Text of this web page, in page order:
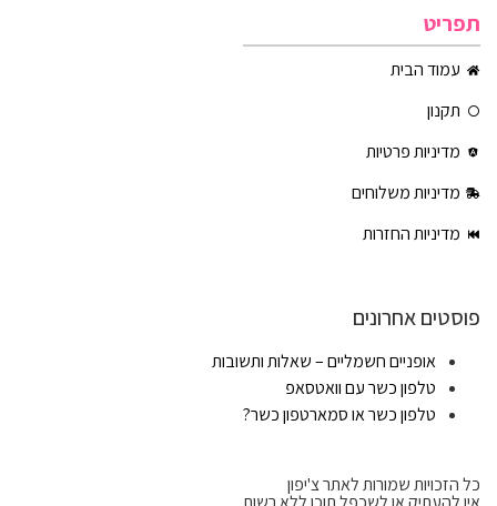
תפריט
עמוד הבית
תקנון
מדיניות פרטיות
מדיניות משלוחים
מדיניות החזרות
פוסטים אחרונים
אופניים חשמליים – שאלות ותשובות
טלפון כשר עם וואטסאפ
טלפון כשר או סמארטפון כשר?
כל הזכויות שמורות לאתר צ'יפון